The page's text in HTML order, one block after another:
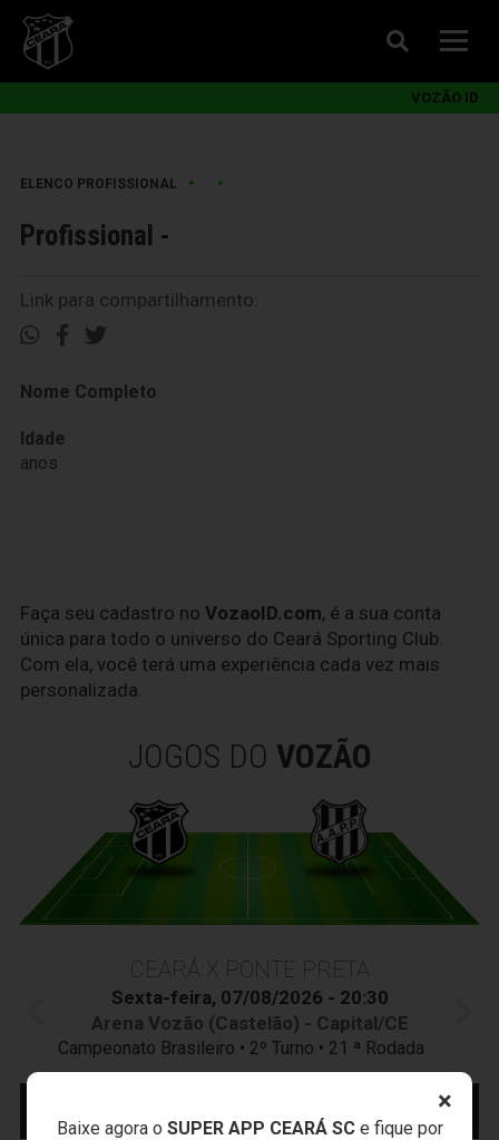
×
Baixe agora o SUPER APP CEARÁ SCe fique por
VOZÃO ID
ELENCO PROFISSIONAL • •
Profissional -
Link para compartilhamento:
Nome Completo
Idade
anos
Faça seu cadastro no VozaoID.com, é a sua conta
única para todo o universo do Ceará Sporting Club.
Com ela, você terá uma experiência cada vez mais
personalizada.
JOGOS DO VOZÃO
CEARÁ X PONTE PRETA
Sexta-feira, 07/08/2026 - 20:30
Arena Vozão (Castelão) - Capital/CE
Campeonato Brasileiro • 2º Turno • 21 ª Rodada
INGRESSO